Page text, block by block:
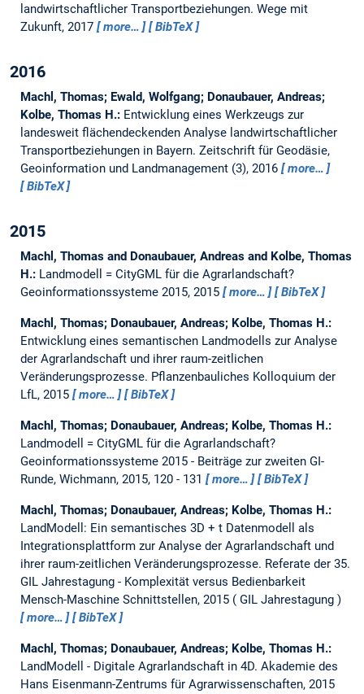
landwirtschaftlicher Transportbeziehungen. Wege mit
Zukunft, 2017
more… BibTeX
2016
Machl, Thomas; Ewald, Wolfgang; Donaubauer, Andreas;
Kolbe, Thomas H.: Entwicklung eines Werkzeugs zur
landesweit flächendeckenden Analyse landwirtschaftlicher
Transportbeziehungen in Bayern. Zeitschrift für Geodäsie,
Geoinformation und Landmanagement (3), 2016
more…
BibTeX
2015
Machl, Thomas and Donaubauer, Andreas and Kolbe, Thomas
H.: Landmodell = CityGML für die Agrarlandschaft?
Geoinformationssysteme 2015, 2015
more… BibTeX
Machl, Thomas; Donaubauer, Andreas; Kolbe, Thomas H.:
Entwicklung eines semantischen Landmodells zur Analyse
der Agrarlandschaft und ihrer raum-zeitlichen
Veränderungsprozesse. Pflanzenbauliches Kolloquium der
LfL, 2015
more… BibTeX
Machl, Thomas; Donaubauer, Andreas; Kolbe, Thomas H.:
Landmodell = CityGML für die Agrarlandschaft?
Geoinformationssysteme 2015 - Beiträge zur zweiten GI-
Runde, Wichmann, 2015, 120 - 131
more… BibTeX
Machl, Thomas; Donaubauer, Andreas; Kolbe, Thomas H.:
LandModell: Ein semantisches 3D + t Datenmodell als
Integrationsplattform zur Analyse der Agrarlandschaft und
ihrer raum-zeitlichen Veränderungsprozesse. Referate der 35.
GIL Jahrestagung - Komplexität versus Bedienbarkeit
Mensch-Maschine Schnittstellen, 2015
GIL Jahrestagung
more…
BibTeX
Machl, Thomas; Donaubauer, Andreas; Kolbe, Thomas H.:
LandModell - Digitale Agrarlandschaft in 4D. Akademie des
Hans Eisenmann-Zentrums für Agrarwissenschaften, 2015